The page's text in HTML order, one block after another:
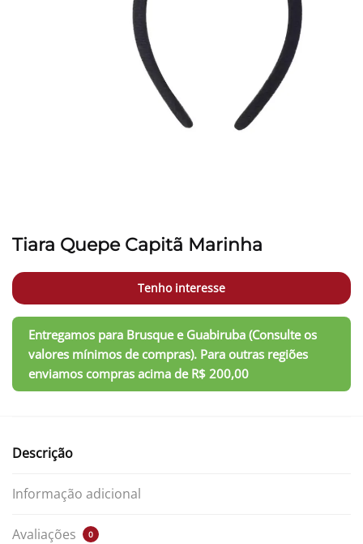
Tiara Quepe Capitã Marinha
Tenho interesse
Descrição
Informação adicional
Avaliações 0